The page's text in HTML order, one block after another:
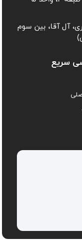
آل آقا، بین سوم
سریع